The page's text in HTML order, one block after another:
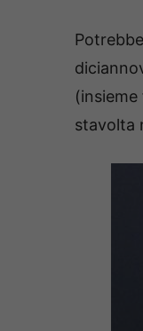
stavolta